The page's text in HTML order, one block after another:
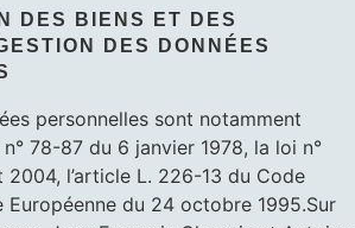
DES BIENS ET DES
DES DONNÉES
personnelles sont notamment
78-87 du 6 janvier 1978, la loi n°
l’article L. 226-13 du Code
du 24 octobre 1995.Sur